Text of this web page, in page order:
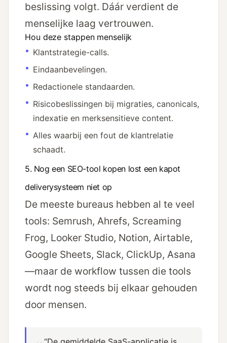
beslissing volgt. Dáár verdient de
menselijke laag vertrouwen.
Hou deze stappen menselijk
Klantstrategie-calls.
Eindaanbevelingen.
Redactionele standaarden.
Risicobeslissingen bij migraties, canonicals,
indexatie en merksensitieve content.
Alles waarbij een fout de klantrelatie
schaadt.
5. Nog een SEO-tool kopen lost een kapot
deliverysysteem niet op
De meeste bureaus hebben al te veel
tools: Semrush, Ahrefs, Screaming
Frog, Looker Studio, Notion, Airtable,
Google Sheets, Slack, ClickUp, Asana
—maar de workflow tussen die tools
wordt nog steeds bij elkaar gehouden
door mensen.